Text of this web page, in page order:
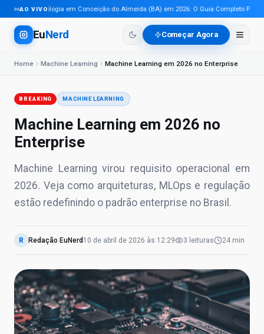
AO VIVO
Tecnologia em Conceição do Almeida (BA) em 2026: O Guia Completo Para
EuNerd Começar Agora
Home Machine Learning Machine Learning em 2026 no Enterprise
BREAKING MACHINE LEARNING
Machine Learning em 2026 no
Enterprise
Machine Learning virou requisito operacional em
2026. Veja como arquiteturas, MLOps e regulação
estão redefinindo o padrão enterprise no Brasil.
R Redação EuNerd 10 de abril de 2026 às 12:29 3 leituras 24 min